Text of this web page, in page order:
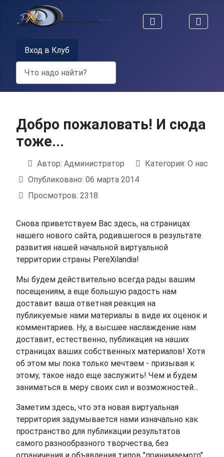
Вход в Клуб
Добро пожаловать! И сюда
тоже...
Автор: Администратор Категория: О нас
Опубликовано: 06 марта 2014
Просмотров: 2318
Снова приветствуем Вас здесь, на страницах
нашего нового сайта, родившегося в результате
развития нашей начальной виртуальной
территории страны PereXilandia!
Мы будем действительно всегда рады вашим
посещениям, а еще большую радость нам
доставит ваша ответная реакция на
публикуемые нами материалы в виде их оценок и
комментариев. Ну, а высшее наслаждение нам
доставит, естественно, публикация на наших
страницах ваших собственных материалов! Хотя
об этом мы пока только мечтаем - призывая к
этому, такое надо еще заслужить! Чем и будем
заниматься в меру своих сил и возможностей...
Заметим здесь, что эта новая виртуальная
территория задумывается нами изначально как
пространство для публикации результатов
самого разнообразного творчества, без